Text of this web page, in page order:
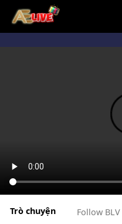
Trò chuyện Follow BLV